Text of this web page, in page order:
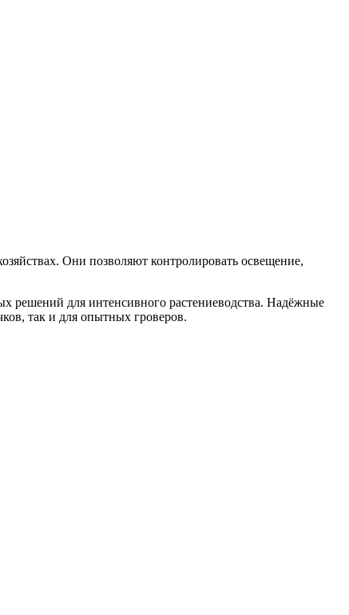
Они позволяют контролировать освещение,
решений для интенсивного растениеводства. Надёжные
так и для опытных гроверов.